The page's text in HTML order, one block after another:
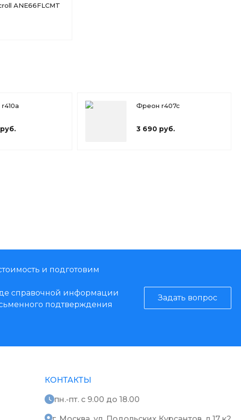
ANE66FLCMT
Фреон r407c
3 690 руб.
и подготовим
справочной информации
подтверждения
Задать вопрос
КОНТАКТЫ
пн.-пт. с 9.00 до 18.00